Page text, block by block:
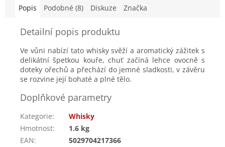
Popis Podobné (8) Diskuze Značka
Detailní popis produktu
Ve vůni nabízí tato whisky svěží a aromatický zážitek s
delikátní špetkou kouře, chuť začíná lehce ovocně s
doteky ořechů a přechází do jemné sladkosti, v závěru
se rozvine její bohaté a plné tělo.
Doplňkové parametry
Kategorie:
Whisky
Hmotnost:
1.6 kg
EAN:
5029704217366